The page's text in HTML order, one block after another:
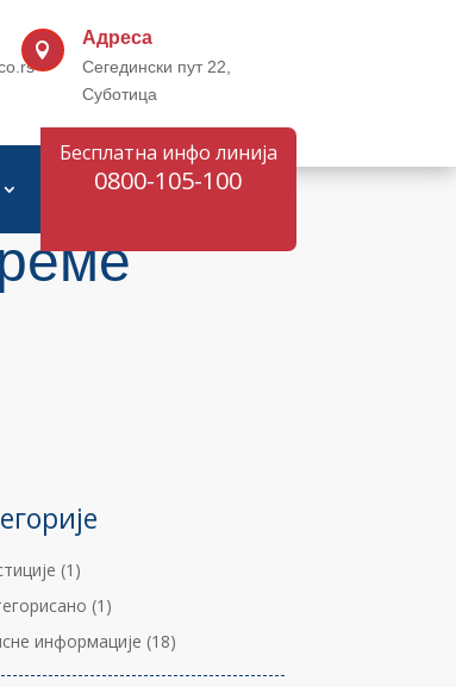

Адреса
Сегедински пут 22,
Суботица
Бесплатна инфо линија
0800-105-100
(1)
(1)
информације (18)